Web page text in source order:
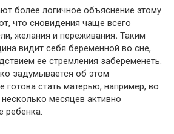
более логичное объяснение этому
что сновидения чаще всего
желания и переживания. Таким
видит себя беременной во сне,
ее стремления забеременеть.
задумывается об этом
готова стать матерью, например, во
месяцев активно
ребенка.